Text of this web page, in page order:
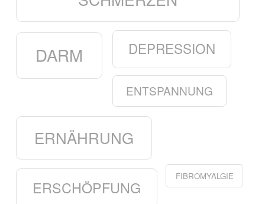
DARM DEPRESSION
ENTSPANNUNG
ERNÄHRUNG
ERSCHÖPFUNG
FIBROMYALGIE